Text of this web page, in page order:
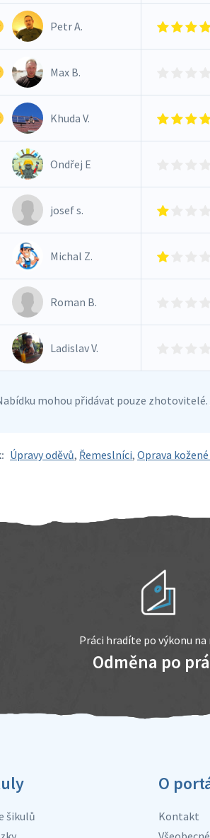
Petr A.
Max B.
Khuda V.
Ondřej E
josef s.
Michal Z.
Roman B.
Ladislav V.
mohou přidávat pouze zhotovitelé.
Úpravy oděvů, Řemeslníci, Oprava
Práci hradíte po výkonu
Odměna po
šikulů
O
Kontakt